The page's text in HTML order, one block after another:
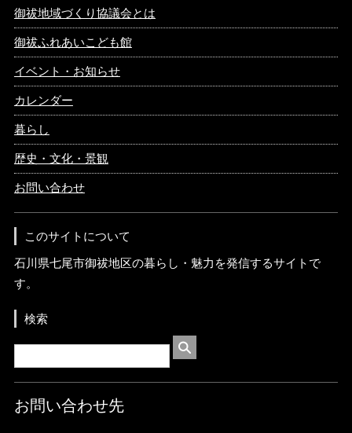
御祓地域づくり協議会とは
御祓ふれあいこども館
イベント・お知らせ
カレンダー
暮らし
歴史・文化・景観
お問い合わせ
このサイトについて
石川県七尾市御祓地区の暮らし・魅力を発信するサイトで
す。
検索
お問い合わせ先